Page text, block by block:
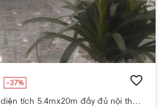
-37%
Tòa nhà kinh doanh diện tích 5.4mx20m đầy đủ nội thất, có tầng hầm.